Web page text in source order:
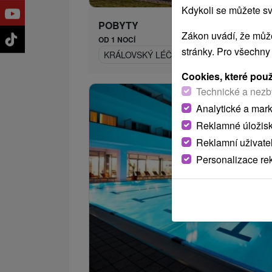
POBYTY
OD 1 NOCÍ
KRÁLOVSKÝ LÉČEBNÝ A WELLNESS
Kdykoli se můžete
Zákon uvádí, že
stránky. Pro
Cookies, které
Technické a
Analytické a
Reklamné
Reklamní
Personalizace